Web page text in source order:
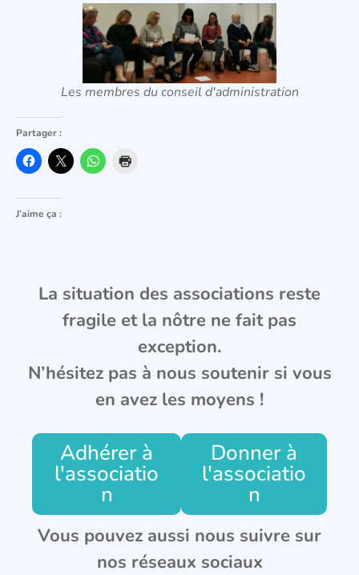
Les membres du conseil d'administration
Partager :
J’aime ça :
La situation des associations reste
fragile et la nôtre ne fait pas
exception.
N’hésitez pas à nous soutenir si vous
en avez les moyens !
Adhérer à
l'associatio
n
Donner à
l'associatio
n
Vous pouvez aussi nous suivre sur
nos réseaux sociaux